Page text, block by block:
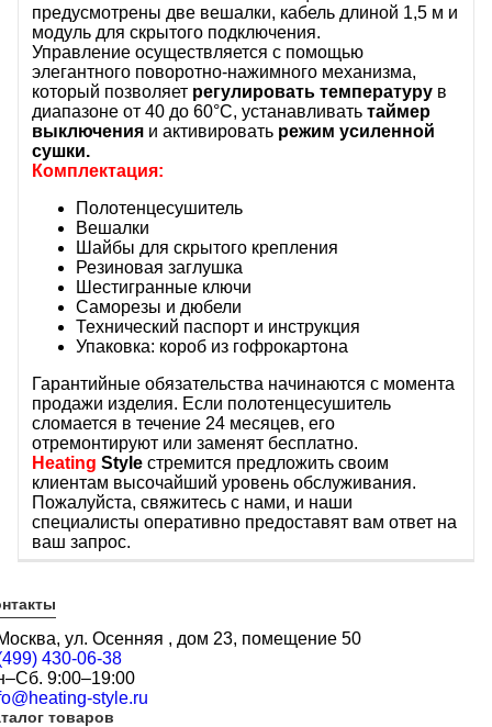
предусмотрены две вешалки, кабель длиной 1,5 м и
модуль для скрытого подключения.
Управление осуществляется с помощью
элегантного поворотно-нажимного механизма,
который позволяет регулировать температуру в
диапазоне от 40 до 60°C, устанавливать таймер
выключения и активировать режим усиленной
сушки.
Комплектация:
Полотенцесушитель
Вешалки
Шайбы для скрытого крепления
Резиновая заглушка
Шестигранные ключи
Саморезы и дюбели
Технический паспорт и инструкция
Упаковка: короб из гофрокартона
Гарантийные обязательства начинаются с момента
продажи изделия. Если полотенцесушитель
сломается в течение 24 месяцев, его
отремонтируют или заменят бесплатно.
Heating Style стремится предложить своим
клиентам высочайший уровень обслуживания.
Пожалуйста, свяжитесь с нами, и наши
специалисты оперативно предоставят вам ответ на
ваш запрос.
ул. Осенняя , дом 23, помещение 50
430-06-38
9:00–19:00
style.ru
товаров